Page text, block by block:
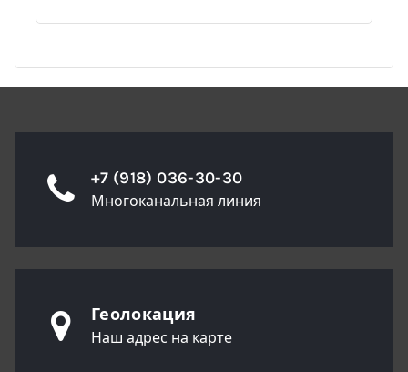
+7 (918) 036-30-30
Многоканальная линия
Геолокация
Наш адрес на карте